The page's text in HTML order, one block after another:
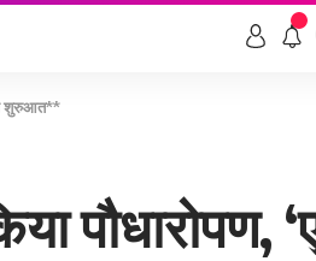
शुरुआत**
पौधारोपण,